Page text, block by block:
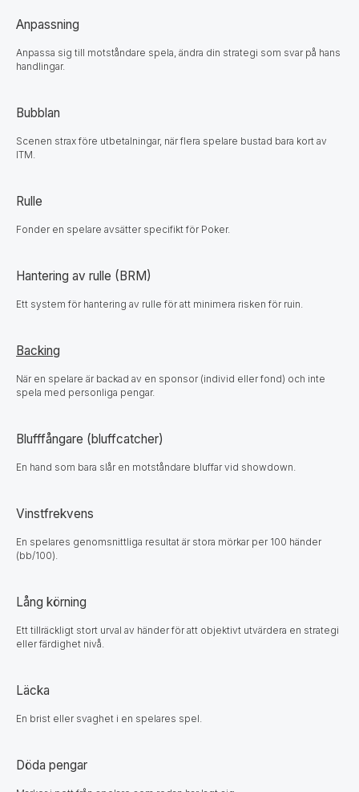
Anpassning
Anpassa sig till motståndare spela, ändra din strategi som svar på hans
handlingar.
Bubblan
Scenen strax före utbetalningar, när flera spelare bustad bara kort av
ITM.
Rulle
Fonder en spelare avsätter specifikt för Poker.
Hantering av rulle (BRM)
Ett system för hantering av rulle för att minimera risken för ruin.
Backing
När en spelare är backad av en sponsor (individ eller fond) och inte
spela med personliga pengar.
Blufffångare (bluffcatcher)
En hand som bara slår en motståndare bluffar vid showdown.
Vinstfrekvens
En spelares genomsnittliga resultat är stora mörkar per 100 händer
(bb/100).
Lång körning
Ett tillräckligt stort urval av händer för att objektivt utvärdera en strategi
eller färdighet nivå.
Läcka
En brist eller svaghet i en spelares spel.
Döda pengar